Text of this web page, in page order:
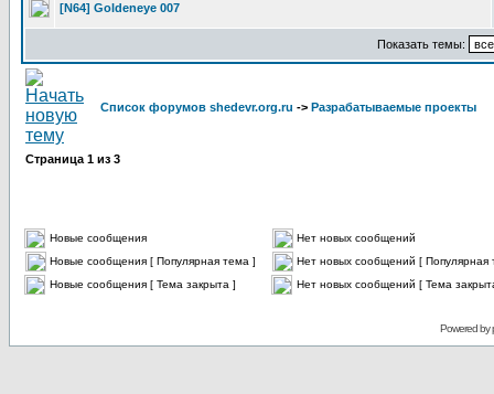
[N64] Goldeneye 007
Показать темы:
Список форумов shedevr.org.ru -> Разрабатываемые проекты
Страница 1 из 3
Новые сообщения
Нет новых сообщений
Новые сообщения [ Популярная тема ]
Нет новых сообщений [ Популярная
Новые сообщения [ Тема закрыта ]
Нет новых сообщений [ Тема
Powered by